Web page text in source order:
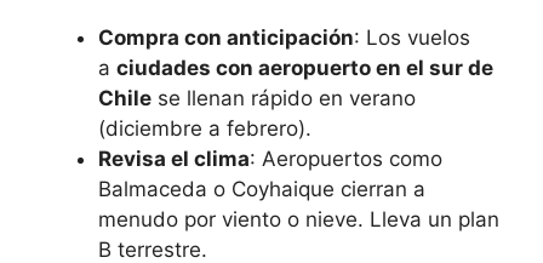
Compra con anticipación: Los vuelos
a ciudades con aeropuerto en el sur de
Chile se llenan rápido en verano
(diciembre a febrero).
Revisa el clima: Aeropuertos como
Balmaceda o Coyhaique cierran a
menudo por viento o nieve. Lleva un plan
B terrestre.